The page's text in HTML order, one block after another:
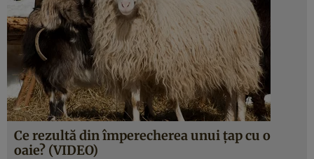
Ce rezultă din împerecherea unui ţap cu o
oaie? (VIDEO)